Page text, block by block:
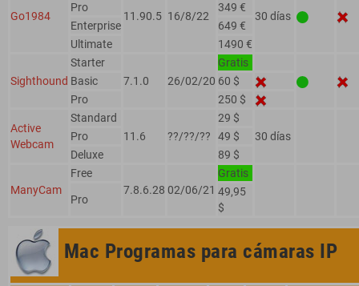
Go1984 11.90.5 16/8/22 30 días
Pro
349 €
Enterprise
649 €
Ultimate
1490 €
Sighthound
Starter
7.1.0
26/02/20
Gratis
Basic
60 $
Pro
250 $
Active
Webcam
Standard
11.6
??/??/??
29 $
30 días
Pro
49 $
Deluxe
89 $
ManyCam
Free
7.8.6.28 02/06/21
Gratis
Pro
49,95
$
Mac Programas para cámaras IP